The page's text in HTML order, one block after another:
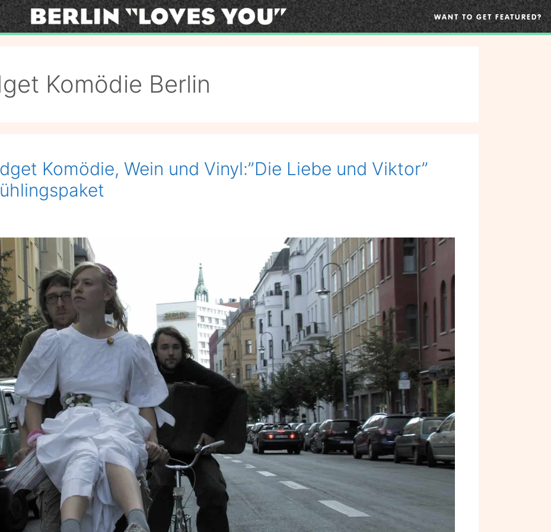
WANT TO GET FEATURED?
Komödie Berlin
Komödie, Wein und Vinyl:”Die Liebe und Viktor”